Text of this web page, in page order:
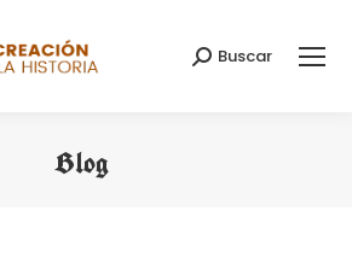
Buscar:
Buscar
Blog